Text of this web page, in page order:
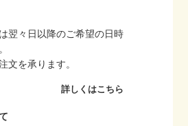
翌々日以降のご希望の日時
文を承ります。
詳しくはこちら